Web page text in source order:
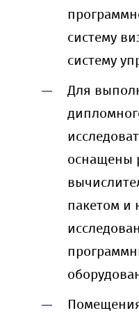
систему
систему
Для
оснащены
пакетом и